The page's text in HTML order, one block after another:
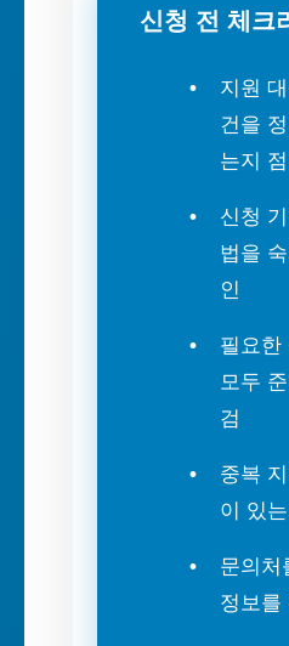
신청 전 체크
지원
건을
는지
신청
법을
인
필요한
모두
검
중복
이 있
문의처
정보를